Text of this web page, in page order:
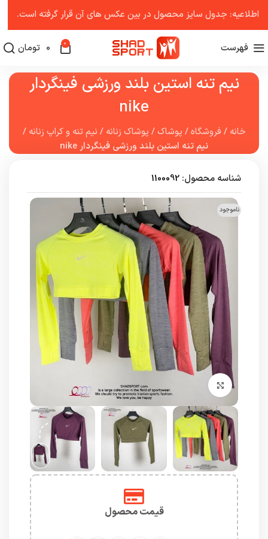
فهرست 0
0 تومان
نیم تنه استین بلند ورزشی فینگردار
nike
خانه /فروشگاه/ پوشاک/ پوشاک زنانه / نیم تنه و کراپ زنانه /
نیم تنه استین بلند ورزشی فینگردار nike
شناسه محصول: 1100092
ناموجود
برای بزرگنمایی کلیک کنید
قیمت محصول
اطلاعیه: جدول سایز محصول در بین عکس ‌های آن قرار گرفته است.